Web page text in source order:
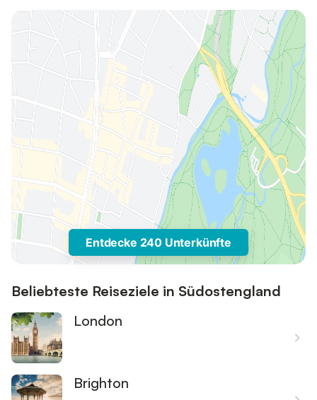
Entdecke 240 Unterkünfte
Beliebteste Reiseziele in Südostengland
London
Brighton